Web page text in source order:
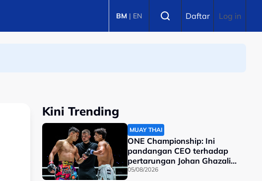
BM | EN Daftar Log in
Kini Trending
MUAY THAI
ONE Championship: Ini
pandangan CEO terhadap
pertarungan Johan Ghazali-
Ramadan Ondash
05/08/2026